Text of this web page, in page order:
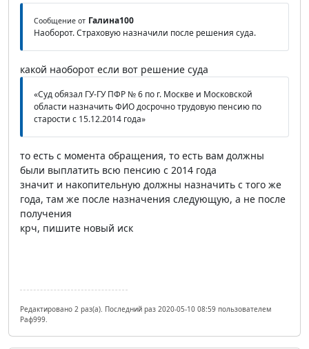
Сообщение от Галина100
Наоборот. Страховую назначили после решения суда.
какой наоборот если вот решение суда
«Суд обязал ГУ-ГУ ПФР № 6 по г. Москве и Московской
области назначить ФИО досрочно трудовую пенсию по
старости с 15.12.2014 года»
то есть с момента обращения, то есть вам должны
были выплатить всю пенсию с 2014 года
значит и накопительную должны назначить с того же
года, там же после назначения следующую, а не после
получения
крч, пишите новый иск
Редактировано 2 раз(а). Последний раз 2020-05-10 08:59 пользователем
Раф999.